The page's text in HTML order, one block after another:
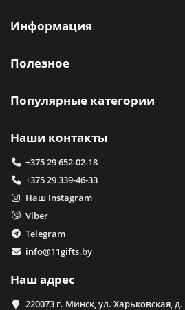
Информация
Полезное
Популярные категории
Наши контакты
+375 29 652-02-18
+375 29 339-46-33
Наш Instagram
Viber
Telegram
info@11gifts.by
Наш адрес
220073 г. Минск, ул. Харьковская,